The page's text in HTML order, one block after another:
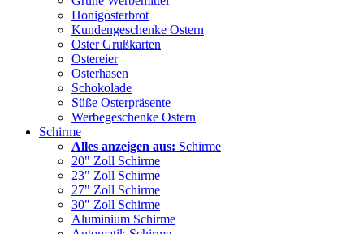
Honigosterbrot
Kundengeschenke Ostern
Oster Grußkarten
Ostereier
Osterhasen
Schokolade
Süße Osterpräsente
Werbegeschenke Ostern
Schirme
Alles anzeigen aus: Schirme
20" Zoll Schirme
23" Zoll Schirme
27" Zoll Schirme
30" Zoll Schirme
Aluminium Schirme